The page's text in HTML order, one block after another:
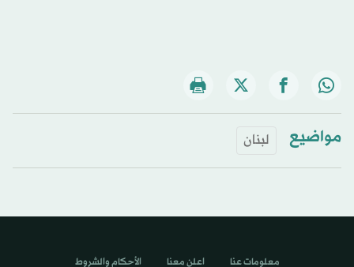
مواضيع لبنان
معلومات عنا اعلن معنا الأحكام والشروط